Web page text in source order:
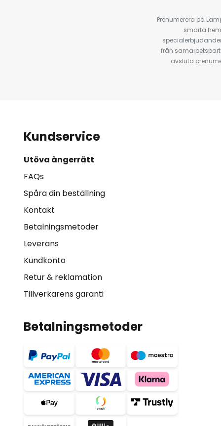
Prenumerera på
smarta
från
avsluta
Kundservice
Utöva ångerrätt
FAQs
Spåra din beställning
Kontakt
Betalningsmetoder
Leverans
Kundkonto
Retur & reklamation
Tillverkarens garanti
Betalningsmetoder